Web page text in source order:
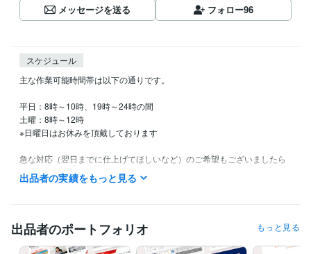
メッセージを送る フォロー96
スケジュール
主な作業可能時間帯は以下の通りです。
平日：8時～10時、19時～24時の間
土曜：8時～12時
※日曜日はお休みを頂戴しております
急な対応（翌日までに仕上げてほしいなど）のご希望もございましたら
柔軟に対応させていただきます。
デザイナー / 企画書・資料デザイナー 経験年数 : 5年
営業 / 個人営業 経験年数 : 3年
不動産 / 不動産企画・不動産開発 経験年数 : 2年
出品者の実績をもっと見る
出品者のポートフォリオ もっと見る